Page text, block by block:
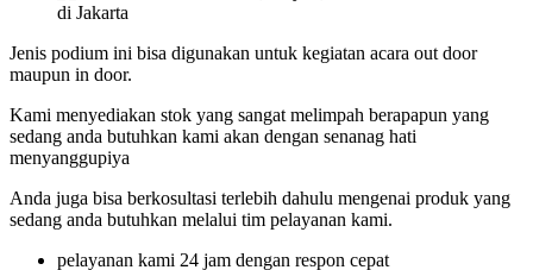
Jenis podium ini bisa digunakan untuk kegiatan acara out door
maupun in door.
Kami menyediakan stok yang sangat melimpah berapapun yang
sedang anda butuhkan kami akan dengan senanag hati
menyanggupiya
Anda juga bisa berkosultasi terlebih dahulu mengenai produk yang
sedang anda butuhkan melalui tim pelayanan kami.
pelayanan kami 24 jam dengan respon cepat